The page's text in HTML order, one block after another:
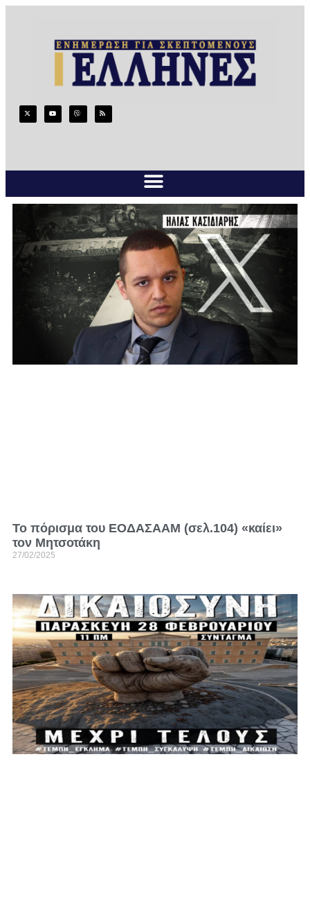
To πόρισμα του ΕΟΔΑΣΑΑΜ (σελ.104) «καίει»
τον Μητσοτάκη
27/02/2025